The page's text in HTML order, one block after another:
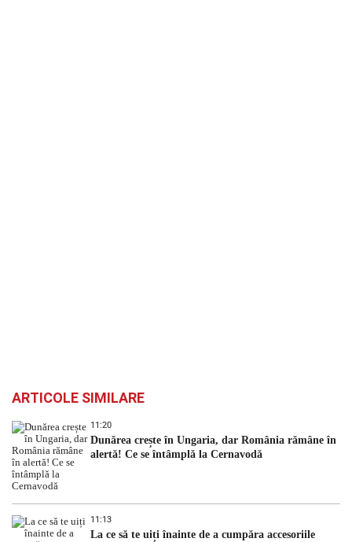
ARTICOLE SIMILARE
11:20
Dunărea crește în Ungaria, dar România rămâne în
alertă! Ce se întâmplă la Cernavodă
11:13
La ce să te uiți înainte de a cumpăra accesoriile